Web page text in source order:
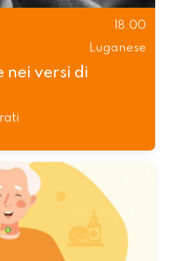
18.00
Luganese
nei versi di